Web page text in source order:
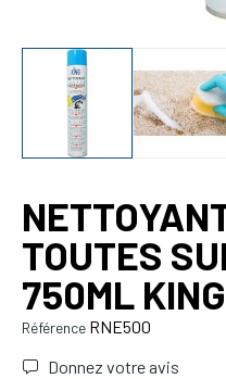
TOUTES
750ML KING
Référence RNE500
Donnez votre avis